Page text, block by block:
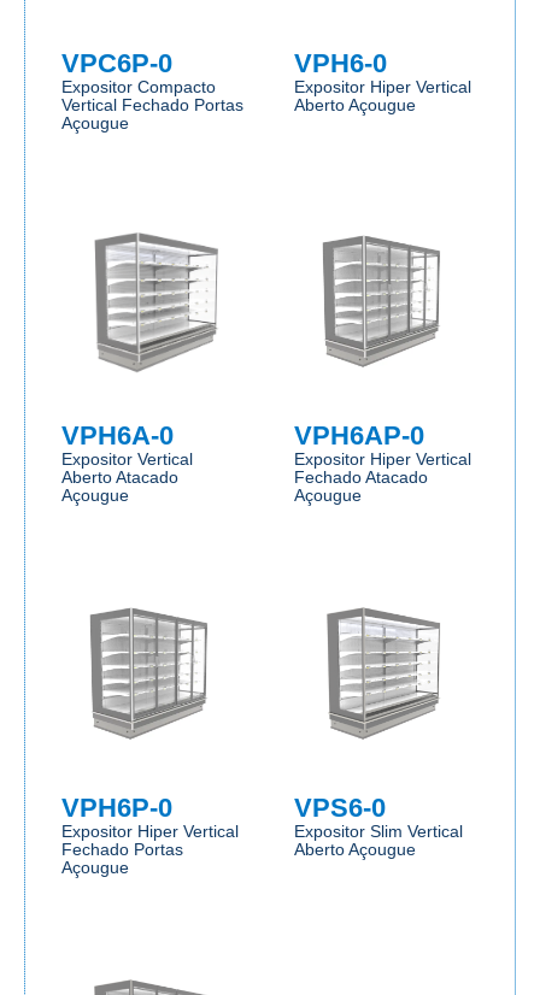
VPC6P-0
Expositor Compacto
Vertical Fechado Portas
Açougue
VPH6-0
Expositor Hiper Vertical
Aberto Açougue
VPH6A-0
Expositor Vertical
Aberto Atacado
Açougue
VPH6AP-0
Expositor Hiper Vertical
Fechado Atacado
Açougue
VPH6P-0
Expositor Hiper Vertical
Fechado Portas
Açougue
VPS6-0
Expositor Slim Vertical
Aberto Açougue